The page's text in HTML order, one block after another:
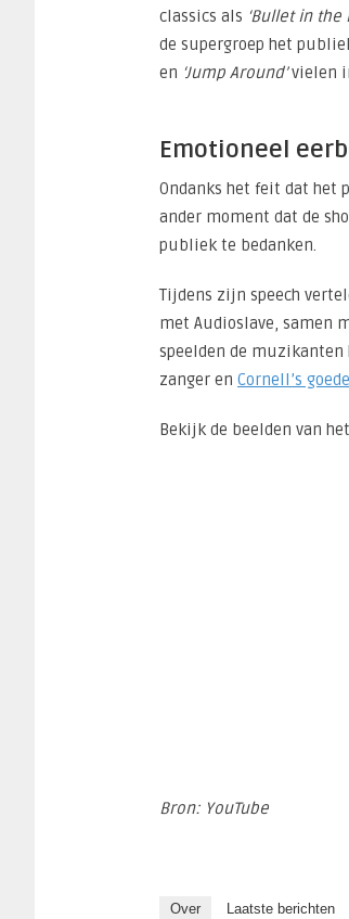
classics als ‘Bullet in the
de supergroep het
en ‘Jump Around’vielen
Emotioneel
Ondanks het feit dat het
ander moment dat de
publiek te bedanken.
Tijdens zijn speech
met Audioslave, samen
speelden de
zanger en Cornell’s
Bekijk de beelden van
Bron: YouTube
Over Laatste berichten